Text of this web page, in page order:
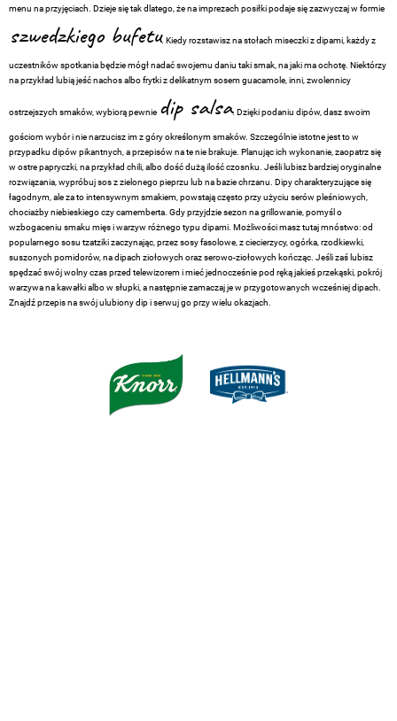
menu na przyjęciach. Dzieje się tak dlatego, że na imprezach posiłki podaje się zazwyczaj w formie
szwedzkiego bufetu. Kiedy rozstawisz na stołach miseczki z dipami, każdy z
uczestników spotkania będzie mógł nadać swojemu daniu taki smak, na jaki ma ochotę. Niektórzy
na przykład lubią jeść nachos albo frytki z delikatnym sosem guacamole, inni, zwolennicy
ostrzejszych smaków, wybiorą pewnie dip salsa. Dzięki podaniu dipów, dasz swoim
gościom wybór i nie narzucisz im z góry określonym smaków. Szczególnie istotne jest to w
przypadku dipów pikantnych, a przepisów na te nie brakuje. Planując ich wykonanie, zaopatrz się
w ostre papryczki, na przykład chili, albo dość dużą ilość czosnku. Jeśli lubisz bardziej oryginalne
rozwiązania, wypróbuj sos z zielonego pieprzu lub na bazie chrzanu. Dipy charakteryzujące się
łagodnym, ale za to intensywnym smakiem, powstają często przy użyciu serów pleśniowych,
chociażby niebieskiego czy camemberta. Gdy przyjdzie sezon na grillowanie, pomyśl o
wzbogaceniu smaku mięs i warzyw różnego typu dipami. Możliwości masz tutaj mnóstwo: od
popularnego sosu tzatziki zaczynając, przez sosy fasolowe, z ciecierzycy, ogórka, rzodkiewki,
suszonych pomidorów, na dipach ziołowych oraz serowo-ziołowych kończąc. Jeśli zaś lubisz
spędzać swój wolny czas przed telewizorem i mieć jednocześnie pod ręką jakieś przekąski, pokrój
warzywa na kawałki albo w słupki, a następnie zamaczaj je w przygotowanych wcześniej dipach.
Znajdź przepis na swój ulubiony dip i serwuj go przy wielu okazjach.